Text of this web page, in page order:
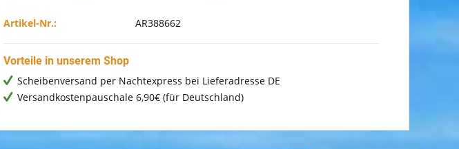
Artikel-Nr.: AR388662
Vorteile in unserem Shop
Scheibenversand per Nachtexpress bei Lieferadresse DE
Versandkostenpauschale 6,90€ (für Deutschland)